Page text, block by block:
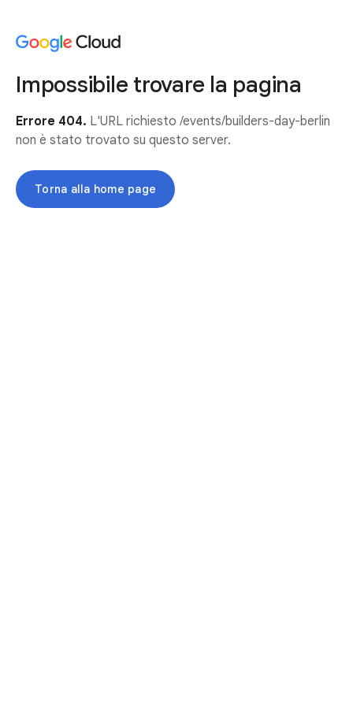
Impossibile trovare la pagina
Errore 404. L'URL richiesto /events/builders-day-berlin
non è stato trovato su questo server.
Torna alla home page